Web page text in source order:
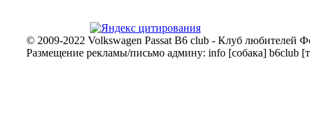
© 2009-2022 Volkswagen Passat B6 club - Клуб любителей
Размещение рекламы/письмо админу: info [собака] b6club